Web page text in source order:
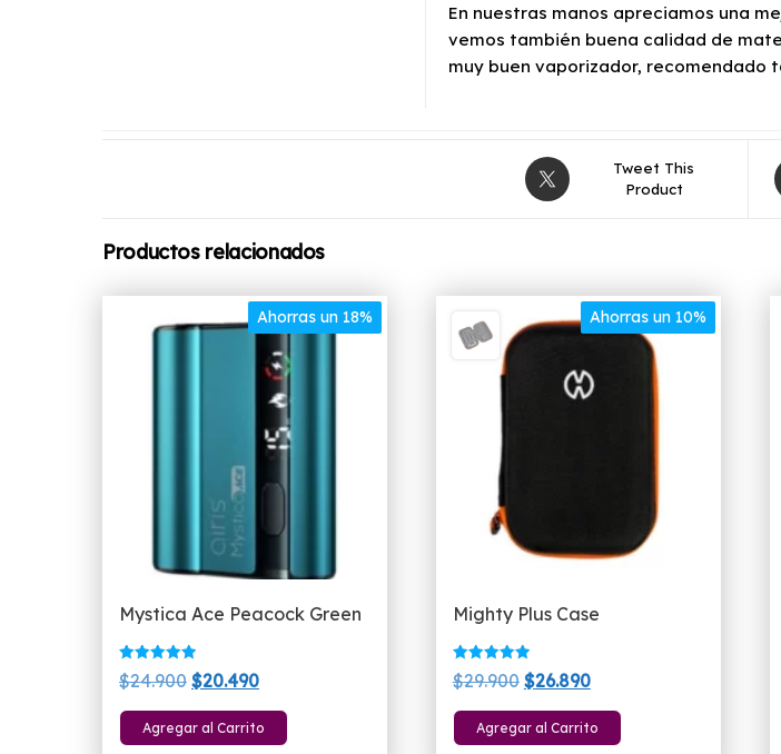
En nuestras manos apreciamos una
vemos también buena calidad de
muy buen vaporizador, recomendado
Tweet This
Product
Productos relacionados
Ahorras un 18%
Mystica Ace Peacock Green
Valorado
con
de 5
$24.900 El
precio
original
$20.490El
precio
actual
Agregar al Carrito
Ahorras un 10%
Mighty Plus Case
Valorado
con
de 5
$29.900 El
precio
original
$26.890El
precio
actual
Agregar al Carrito